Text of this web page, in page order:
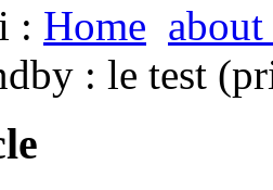
: Home about
: le test